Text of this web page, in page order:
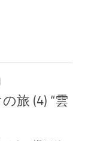
旅 (4) “雲